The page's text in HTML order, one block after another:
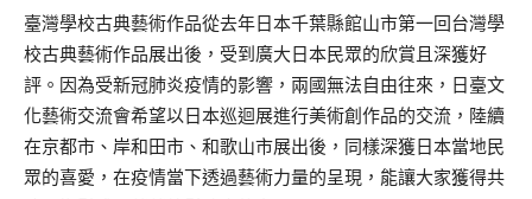
臺灣學校古典藝術作品從去年日本千葉縣館山市第一回台灣學
校古典藝術作品展出後，受到廣大日本民眾的欣賞且深獲好
評。因為受新冠肺炎疫情的影響，兩國無法自由往來，日臺文
化藝術交流會希望以日本巡迴展進行美術創作品的交流，陸續
在京都市、岸和田市、和歌山市展出後，同樣深獲日本當地民
眾的喜愛，在疫情當下透過藝術力量的呈現，能讓大家獲得共